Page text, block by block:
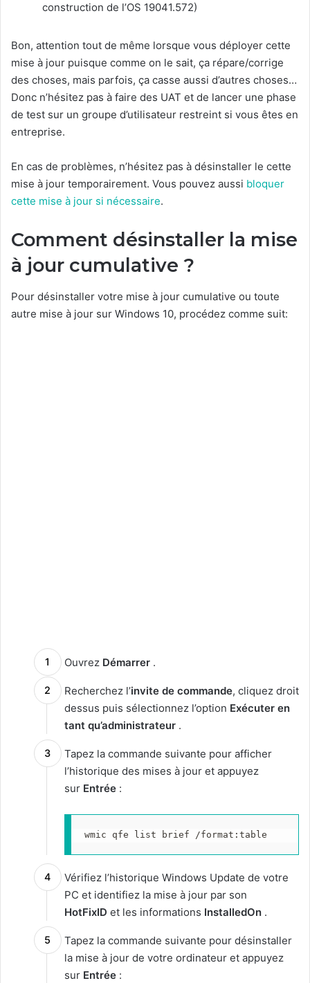
construction de l’OS 19041.572)
Bon, attention tout de même lorsque vous déployer cette
mise à jour puisque comme on le sait, ça répare/corrige
des choses, mais parfois, ça casse aussi d’autres choses…
Donc n’hésitez pas à faire des UAT et de lancer une phase
de test sur un groupe d’utilisateur restreint si vous êtes en
entreprise.
En cas de problèmes, n’hésitez pas à désinstaller le cette
mise à jour temporairement. Vous pouvez aussi bloquer
cette mise à jour si nécessaire.
Comment désinstaller la mise
à jour cumulative ?
Pour désinstaller votre mise à jour cumulative ou toute
autre mise à jour sur Windows 10, procédez comme suit:
Ouvrez Démarrer .
Recherchez l’invite de commande, cliquez droit
dessus puis sélectionnez l’option Exécuter en
tant qu’administrateur .
Tapez la commande suivante pour afficher
l’historique des mises à jour et appuyez
sur Entrée :
wmic qfe list brief /format:table
Vérifiez l’historique Windows Update de votre
PC et identifiez la mise à jour par son
HotFixID et les informations InstalledOn .
Tapez la commande suivante pour désinstaller
la mise à jour de votre ordinateur et appuyez
sur Entrée :